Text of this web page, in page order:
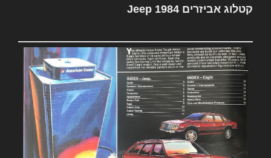
קטלוג אביזרים Jeep 1984